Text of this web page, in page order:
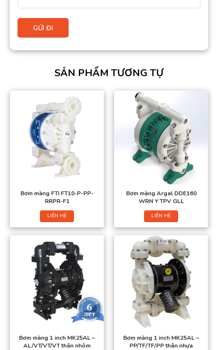
SẢN PHẨM TƯƠNG TỰ
Bơm màng FTI FT10-P-PP-
RRPR-F1
LIÊN HỆ
Bơm màng Argal DDE160
WRN Y TPV GLL
LIÊN HỆ
Bơm màng 1 inch MK25AL –
AL/VT/VT/VT thân nhôm
Bơm màng 1 inch MK25AL –
PP/TF/TF/PP thân nhựa